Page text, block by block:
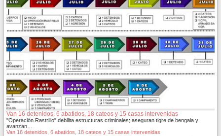
Van 16 detenidos, 6 abatidos, 18 cateos y 15 casas intervenidas
"Operación Rastrillo" debilita estructuras criminales; aseguran tigre de bengala y
avanzan…
Van 16 detenidos, 6 abatidos, 18 cateos y 15 casas intervenidas